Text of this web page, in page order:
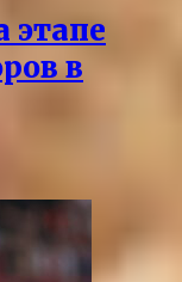
этапе
в